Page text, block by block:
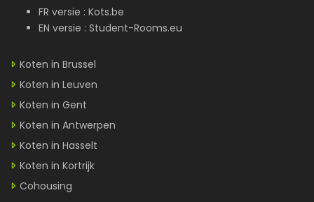
FR versie : Kots.be
EN versie : Student-Rooms.eu
Koten in Brussel
Koten in Leuven
Koten in Gent
Koten in Antwerpen
Koten in Hasselt
Koten in Kortrijk
Cohousing